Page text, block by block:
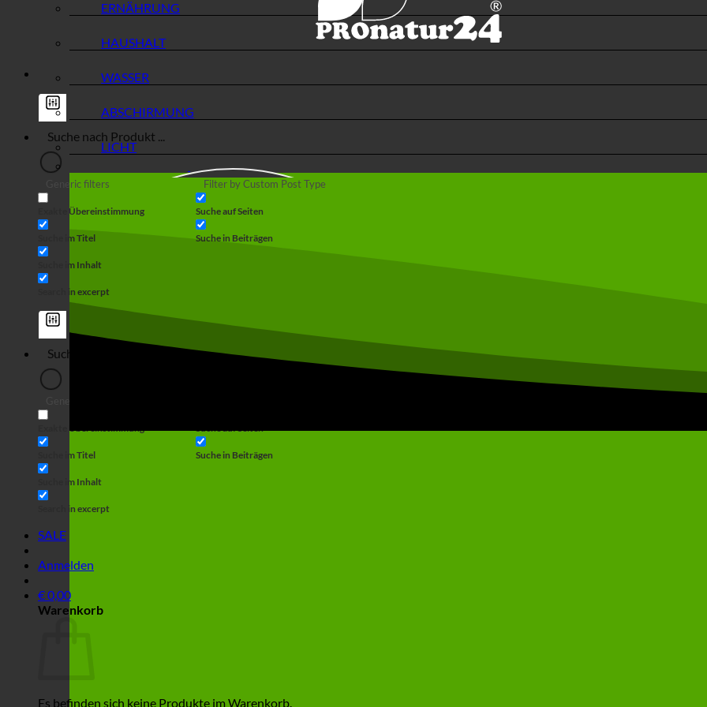
Generic filters
Exakte Übereinstimmung
Suche im Titel
Suche im Inhalt
Search in excerpt
Filter by Custom Post Type
Suche auf Seiten
Suche in Beiträgen
Exakte Übereinstimmung
Suche im Titel
Suche im Inhalt
Search in excerpt
Suche auf Seiten
Suche in Beiträgen
SALE
Anmelden
€0,00
Warenkorb
Es befinden sich keine Produkte im Warenkorb.
ERNÄHRUNG
HAUSHALT
WASSER
ABSCHIRMUNG
LICHT